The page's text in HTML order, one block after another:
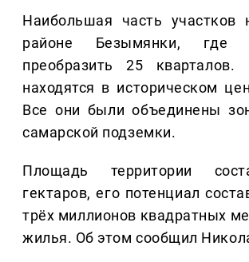
Наибольшая часть участков
районе Безымянки, где
преобразить 25 кварталов.
находятся в историческом
Все они были объединены
самарской подземки.
Площадь территории
гектаров, его потенциал
трёх миллионов квадратных
жилья. Об этом сообщил